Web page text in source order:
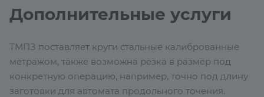
Дополнительные услуги
ТМПЗ поставляет круги стальные калиброванные
метражом, также возможна резка в размер под
конкретную операцию, например, точно под длину
заготовки для автомата продольного точения.